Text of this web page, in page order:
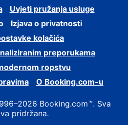
Uvjeti pružanja usluge
Izjava o privatnosti
kolačića
preporukama
ropstvu
O Booking.com-u
Booking.com™. Sva
pridržana.